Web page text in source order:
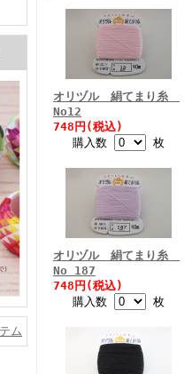
オリヅル 絹てまり糸
No12
748円(税込)
購入数
枚
オリヅル 絹てまり糸
No 187
748円(税込)
購入数
枚